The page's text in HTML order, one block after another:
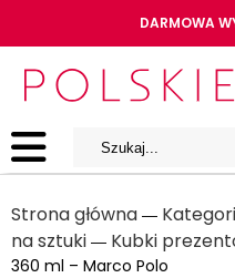
DARMOWA
Strona główna ―
na sztuki ― Kubki
360 ml – Marco Polo